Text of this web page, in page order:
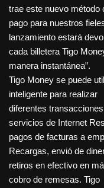
trae este nuevo método
pago para nuestros
lanzamiento estará
cada billetera Tigo
manera instantánea”.
Tigo Money se puede
inteligente para realizar
diferentes
servicios de Internet
pagos de facturas a
Recargas, envió de
retiros en efectivo en
cobro de remesas. Tigo